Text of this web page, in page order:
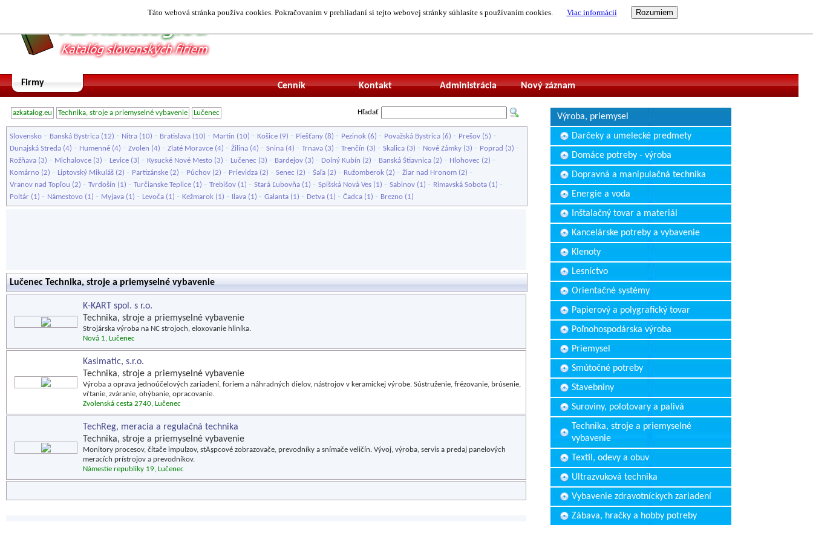
Táto webová stránka používa cookies. Pokračovaním v prehliadaní si tejto webovej stránky súhlasíte s používaním cookies. Viac informácií
Firmy Nový záznam
Administrácia
Kontakt
Cenník
azkatalog.eu Technika, stroje a priemyselné vybavenie Lučenec Hľadať
Slovensko - Banská Bystrica (12) - Nitra (10) - Bratislava (10) - Martin (10) - Košice (9) - Piešťany (8) - Pezinok (6) - Považská Bystrica (6) - Prešov (5) -
Dunajská Streda (4) - Humenné (4) - Zvolen (4) - Zlaté Moravce (4) - Žilina (4) - Snina (4) - Trnava (3) - Trenčín (3) - Skalica (3) - Nové Zámky (3) - Poprad (3) -
Rožňava (3) - Michalovce (3) - Levice (3) - Kysucké Nové Mesto (3) - Lučenec (3) - Bardejov (3) - Dolný Kubín (2) - Banská Štiavnica (2) - Hlohovec (2) -
Komárno (2) - Liptovský Mikuláš (2) - Partizánske (2) - Púchov (2) - Prievidza (2) - Senec (2) - Šaľa (2) - Ružomberok (2) - Žiar nad Hronom (2) -
Vranov nad Topľou (2) - Tvrdošín (1) - Turčianske Teplice (1) - Trebišov (1) - Stará Ľubovňa (1) - Spišská Nová Ves (1) - Sabinov (1) - Rimavská Sobota (1) -
Poltár (1) - Námestovo (1) - Myjava (1) - Levoča (1) - Kežmarok (1) - Ilava (1) - Galanta (1) - Detva (1) - Čadca (1) - Brezno (1)
Lučenec Technika, stroje a priemyselné vybavenie
K-KART spol. s r.o.
Technika, stroje a priemyselné vybavenie
Strojárska výroba na NC strojoch, eloxovanie hliníka.
Nová 1, Lučenec
Kasimatic, s.r.o.
Technika, stroje a priemyselné vybavenie
Výroba a oprava jednoúčelových zariadení, foriem a náhradných dielov, nástrojov v keramickej výrobe. Sústruženie, frézovanie, brúsenie,
vŕtanie, zváranie, ohýbanie, opracovanie.
Zvolenská cesta 2740, Lučenec
TechReg, meracia a regulačná technika
Technika, stroje a priemyselné vybavenie
Monitory procesov, čítače impulzov, stÄşpcové zobrazovače, prevodníky a snímače veličín. Vývoj, výroba, servis a predaj panelových
meracích prístrojov a prevodníkov.
Námestie republiky 19, Lučenec
Výroba, priemysel
Darčeky a umelecké predmety
Domáce potreby - výroba
Dopravná a manipulačná technika
Energie a voda
Inštalačný tovar a materiál
Kancelárske potreby a vybavenie
Klenoty
Lesníctvo
Orientačné systémy
Papierový a polygrafický tovar
Poľnohospodárska výroba
Priemysel
Smútočné potreby
Stavebniny
Suroviny, polotovary a palivá
Technika, stroje a priemyselné
vybavenie
Textil, odevy a obuv
Ultrazvuková technika
Vybavenie zdravotníckych zariadení
Zábava, hračky a hobby potreby